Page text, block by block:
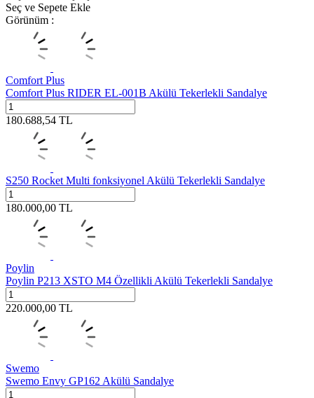
Seç ve Sepete Ekle
Görünüm :
Comfort Plus
Comfort Plus RIDER EL-001B Akülü Tekerlekli Sandalye
180.688,54 TL
S250 Rocket Multi fonksiyonel Akülü Tekerlekli Sandalye
180.000,00 TL
Poylin
Poylin P213 XSTO M4 Özellikli Akülü Tekerlekli Sandalye
220.000,00 TL
Swemo
Swemo Envy GP162 Akülü Sandalye